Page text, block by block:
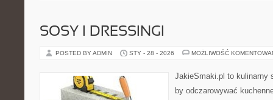
SOSY I DRESSINGI
POSTED BY ADMIN STY - 28 - 2026 MOŻLIWOŚĆ
JakieSmaki.pl to kulinarny
by odczarowywać